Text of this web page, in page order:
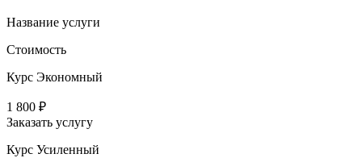
Название услуги
Стоимость
Курс Экономный
1 800 ₽
Заказать услугу
Курс Усиленный